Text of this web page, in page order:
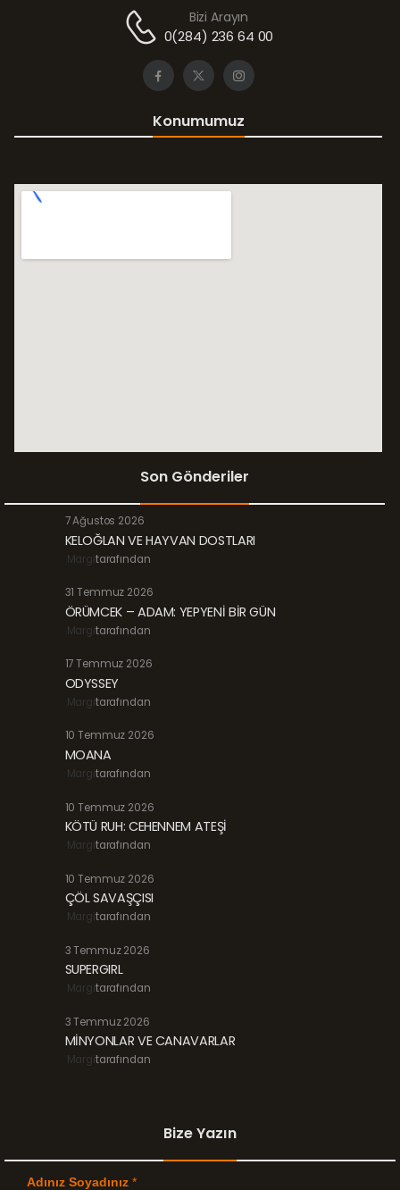
Bizi Arayın
0(284) 236 64 00
Konumumuz
Son Gönderiler
7 Ağustos 2026
KELOĞLAN VE HAYVAN DOSTLARI
Margitarafından
31 Temmuz 2026
ÖRÜMCEK – ADAM: YEPYENİ BİR GÜN
Margitarafından
17 Temmuz 2026
ODYSSEY
Margitarafından
10 Temmuz 2026
MOANA
Margitarafından
10 Temmuz 2026
KÖTÜ RUH: CEHENNEM ATEŞİ
Margitarafından
10 Temmuz 2026
ÇÖL SAVAŞÇISI
Margitarafından
3 Temmuz 2026
SUPERGIRL
Margitarafından
3 Temmuz 2026
MİNYONLAR VE CANAVARLAR
Margitarafından
Bize Yazın
Adınız Soyadınız *